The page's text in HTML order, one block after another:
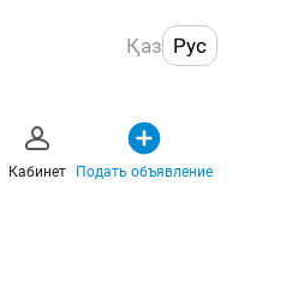
Қаз Рус
Кабинет Подать объявление